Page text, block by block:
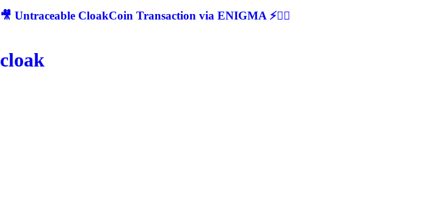
🎥 Untraceable CloakCoin Transaction via ENIGMA ⚡🕵‍♂
cloak